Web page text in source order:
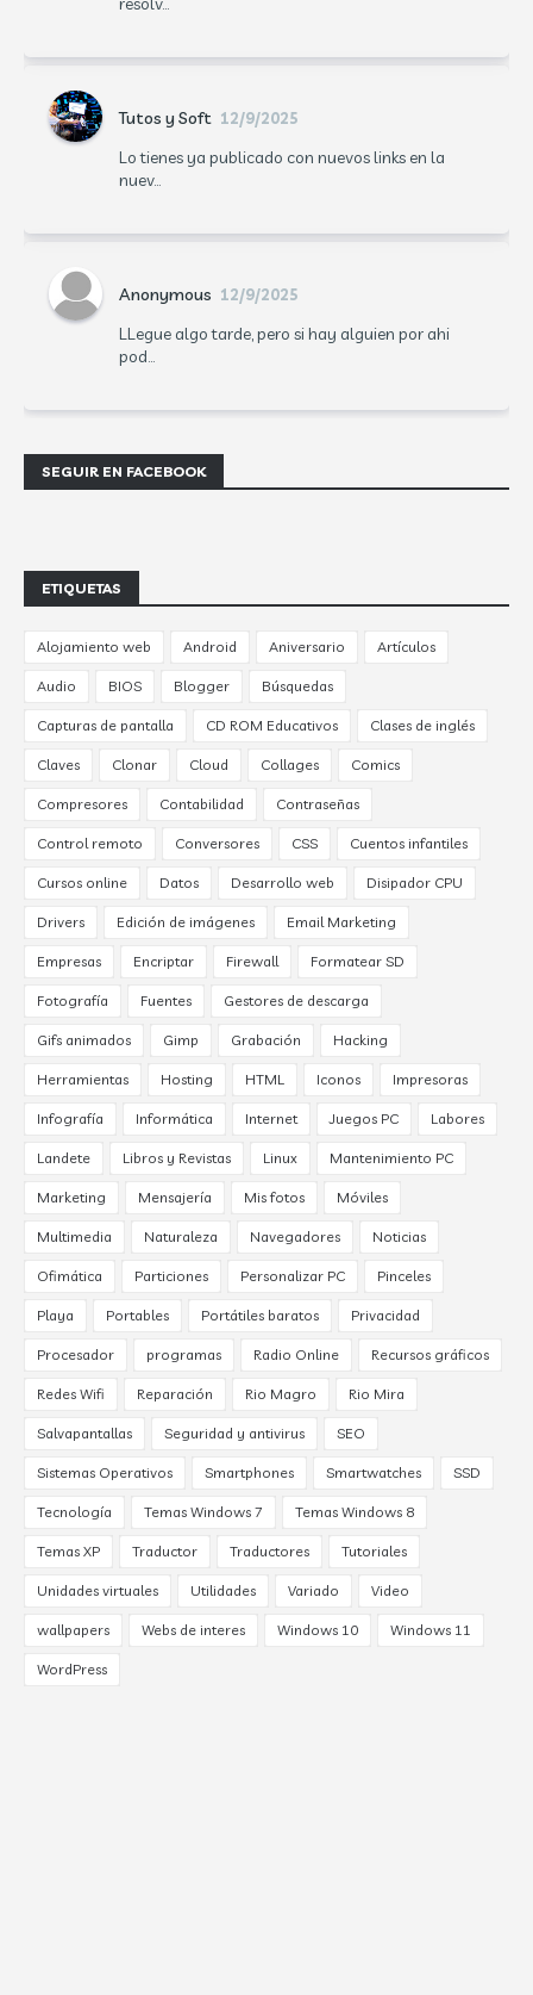
Tutos y Soft 12/9/2025
Lo tienes ya publicado con nuevos links en la
nuev...
Anonymous 12/9/2025
LLegue algo tarde, pero si hay alguien por ahi
pod...
SEGUIR EN FACEBOOK
ETIQUETAS
Alojamiento web Android Aniversario Artículos
Audio BIOS Blogger Búsquedas
Capturas de pantalla CD ROM Educativos Clases de inglés
Claves Clonar Cloud Collages Comics
Compresores Contabilidad Contraseñas
Control remoto Conversores CSS Cuentos infantiles
Cursos online Datos Desarrollo web Disipador CPU
Drivers Edición de imágenes Email Marketing
Empresas Encriptar Firewall Formatear SD
Fotografía Fuentes Gestores de descarga
Gifs animados Gimp Grabación Hacking
Herramientas Hosting HTML Iconos Impresoras
Infografía Informática Internet Juegos PC Labores
Landete Libros y Revistas Linux Mantenimiento PC
Marketing Mensajería Mis fotos Móviles
Multimedia Naturaleza Navegadores Noticias
Ofimática Particiones Personalizar PC Pinceles
Playa Portables Portátiles baratos Privacidad
Procesador programas Radio Online Recursos gráficos
Redes Wifi Reparación Rio Magro Rio Mira
Salvapantallas Seguridad y antivirus SEO
Sistemas Operativos Smartphones Smartwatches SSD
Tecnología Temas Windows 7 Temas Windows 8
Temas XP Traductor Traductores Tutoriales
Unidades virtuales Utilidades Variado Video
wallpapers Webs de interes Windows 10 Windows 11
WordPress